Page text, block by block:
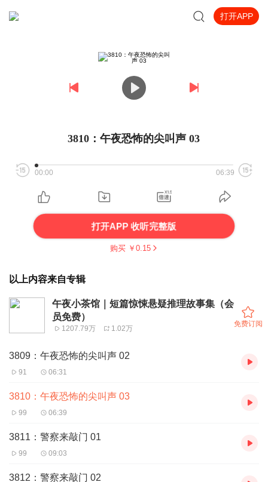
打开APP
3810：午夜恐怖的尖叫声 03
00:00 06:39
打开APP 收听完整版
购买 ￥ 0.15
以上内容来自专辑
午夜小茶馆｜短篇惊悚悬疑推理故事集（会
员免费）
1207.79万 1.02万
免费订阅
3809：午夜恐怖的尖叫声 02
91 06:31
3810：午夜恐怖的尖叫声 03
99 06:39
3811：警察来敲门 01
99 09:03
3812：警察来敲门 02